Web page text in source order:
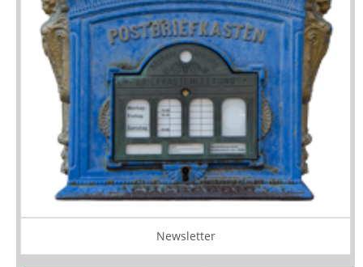
Newsletter